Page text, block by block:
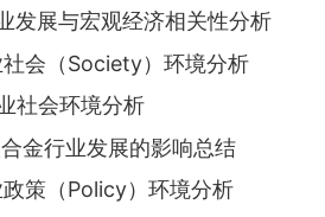
发展与宏观经济相关性分析
会（Society）环境分析
社会环境分析
金行业发展的影响总结
策（Policy）环境分析